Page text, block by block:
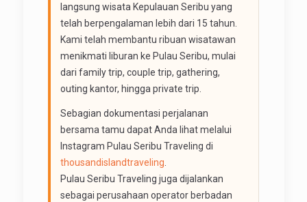
langsung wisata Kepulauan Seribu yang
telah berpengalaman lebih dari 15 tahun.
Kami telah membantu ribuan wisatawan
menikmati liburan ke Pulau Seribu, mulai
dari family trip, couple trip, gathering,
outing kantor, hingga private trip.
Sebagian dokumentasi perjalanan
bersama tamu dapat Anda lihat melalui
Instagram Pulau Seribu Traveling di
thousandislandtraveling
Pulau Seribu Traveling juga dijalankan
sebagai perusahaan operator berbadan